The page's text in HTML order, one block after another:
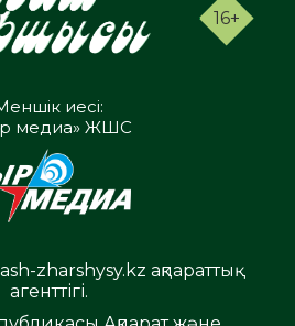
16+
иесі:
медиа» ЖШС
zharshysy.kz ақпараттық
агенттігі.